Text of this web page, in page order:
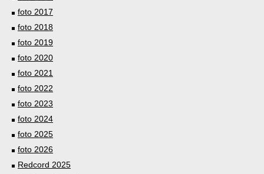
foto 2017
foto 2018
foto 2019
foto 2020
foto 2021
foto 2022
foto 2023
foto 2024
foto 2025
foto 2026
Redcord 2025